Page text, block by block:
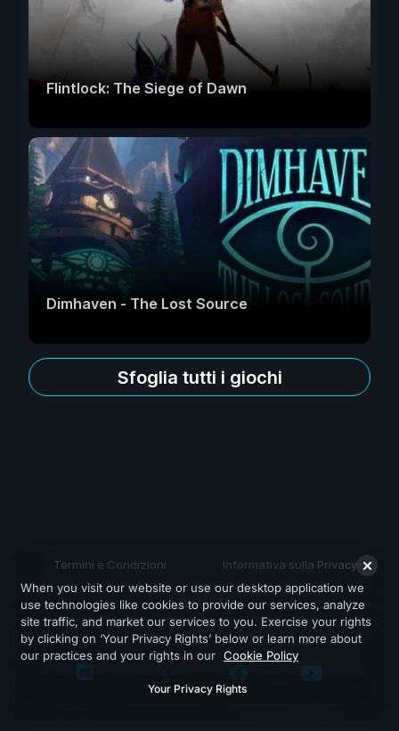
Flintlock: The Siege of Dawn
Dimhaven - The Lost Source
Sfoglia tutti i giochi
Termini e Condizioni Informativa sulla Privacy
Assistenza
When you visit our website or use our desktop application we
use technologies like cookies to provide our services, analyze
site traffic, and market our services to you. Exercise your rights
by clicking on ‘Your Privacy Rights’ below or learn more about
our practices and your rights in our Cookie Policy
Your Privacy Rights